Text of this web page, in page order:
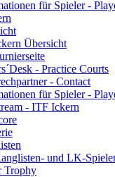
für Spieler -
Übersicht
- Practice Courts
- Contact
für Spieler -
- ITF Ickern
und LK-
Trophy